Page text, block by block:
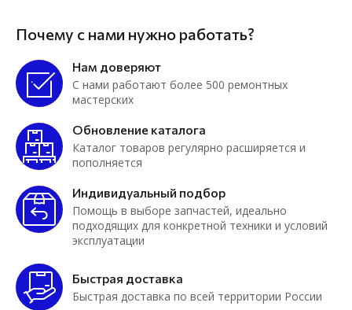
Почему с нами нужно работать?
Нам доверяют
С нами работают более 500 ремонтных
мастерских
Обновление каталога
Каталог товаров регулярно расширяется и
пополняется
Индивидуальный подбор
Помощь в выборе запчастей, идеально
подходящих для конкретной техники и условий
эксплуатации
Быстрая доставка
Быстрая доставка по всей территории России